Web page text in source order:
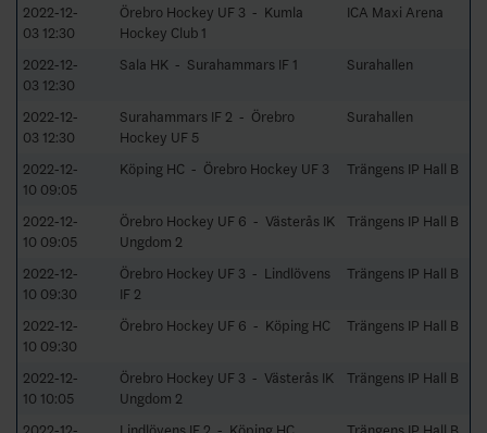
2022-12-
03 12:30
Örebro Hockey UF 3 - Kumla
Hockey Club 1
ICA Maxi Arena
2022-12-
03 12:30
Sala HK - Surahammars IF 1 Surahallen
2022-12-
03 12:30
Surahammars IF 2 - Örebro
Hockey UF 5
Surahallen
2022-12-
10 09:05
Köping HC - Örebro Hockey UF 3 Trängens IP Hall B
2022-12-
10 09:05
Örebro Hockey UF 6 - Västerås IK
Ungdom 2
Trängens IP Hall B
2022-12-
10 09:30
Örebro Hockey UF 3 - Lindlövens
IF 2
Trängens IP Hall B
2022-12-
10 09:30
Örebro Hockey UF 6 - Köping HC Trängens IP Hall B
2022-12-
10 10:05
Örebro Hockey UF 3 - Västerås IK
Ungdom 2
Trängens IP Hall B